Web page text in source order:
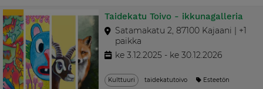
Taidekatu Toivo - ikkunagalleria
Satamakatu 2, 87100 Kajaani | +1
paikka
ke 3.12.2025 - ke 30.12.2026
Kulttuuri taidekatutoivo Esteetön